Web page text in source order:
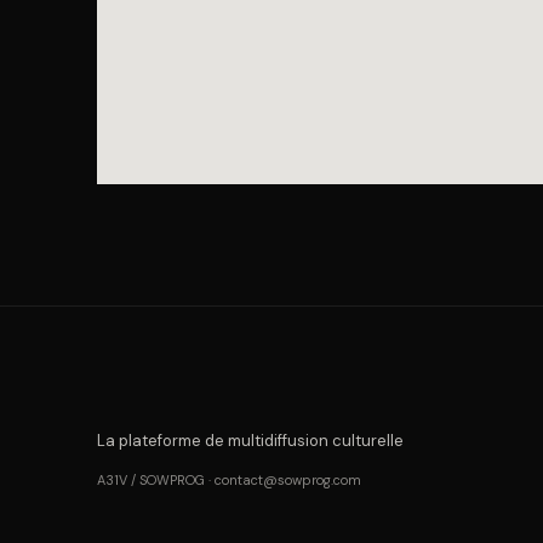
La plateforme de multidiffusion culturelle
A31V / SOWPROG · contact@sowprog.com